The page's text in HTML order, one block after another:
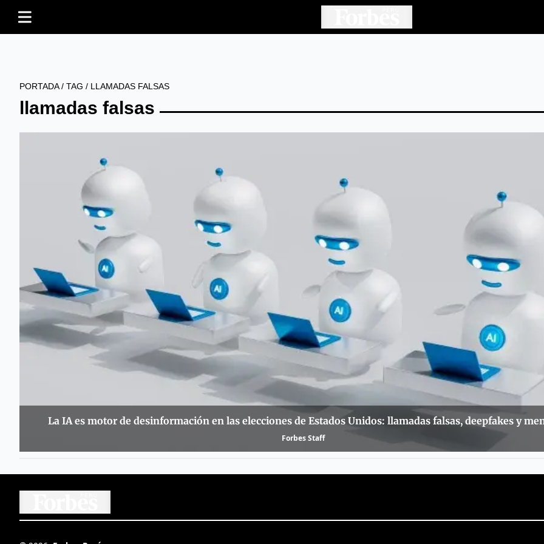
PORTADA/ TAG / LLAMADAS FALSAS
llamadas falsas
La IA es motor de desinformación en las elecciones de Estados Unidos: llamadas falsas, deepfakes y
Forbes Staff